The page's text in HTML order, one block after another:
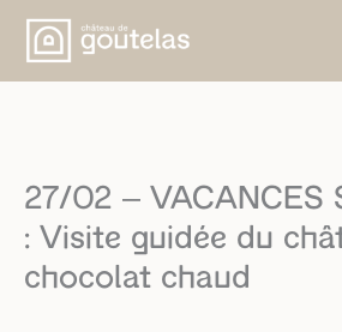
Skip
content
27/02 – VACANCES
: Visite guidée du
chocolat chaud